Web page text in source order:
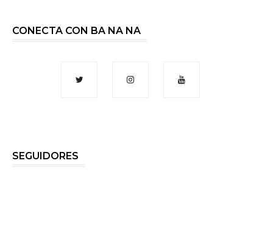
CONECTA CON BA NA NA
SEGUIDORES